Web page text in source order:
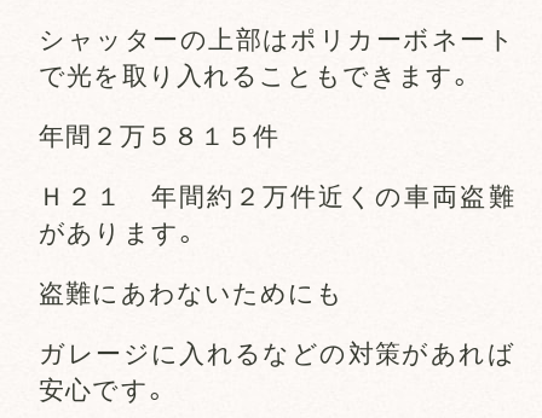
シャッターの上部はポリカーボネート
で光を取り入れることもできます。
年間２万５８１５件
Ｈ２１ 年間約２万件近くの車両盗難
があります。
盗難にあわないためにも
ガレージに入れるなどの対策があれば
安心です。